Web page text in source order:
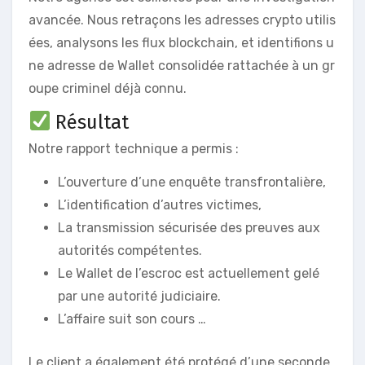
avancée. Nous retraçons les adresses crypto utilis
ées, analysons les flux blockchain, et identifions u
ne adresse de Wallet consolidée rattachée à un gr
oupe criminel déjà connu.
Résultat
Notre rapport technique a permis :
L’ouverture d’une enquête transfrontalière,
L’identification d’autres victimes,
La transmission sécurisée des preuves aux
autorités compétentes.
Le Wallet de l’escroc est actuellement gelé
par une autorité judiciaire.
L’affaire suit son cours …